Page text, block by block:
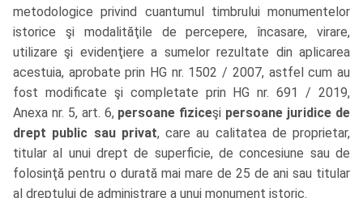
metodologice privind cuantumul timbrului monumentelor
istorice şi modalităţile de percepere, încasare, virare,
utilizare şi evidenţiere a sumelor rezultate din aplicarea
acestuia, aprobate prin HG nr. 1502 / 2007, astfel cum au
fost modificate şi completate prin HG nr. 691 / 2019,
Anexa nr. 5, art. 6, persoane fiziceşi persoane juridice de
drept public sau privat, care au calitatea de proprietar,
titular al unui drept de superficie, de concesiune sau de
folosinţă pentru o durată mai mare de 25 de ani sau titular
al dreptului de administrare a unui monument istoric.